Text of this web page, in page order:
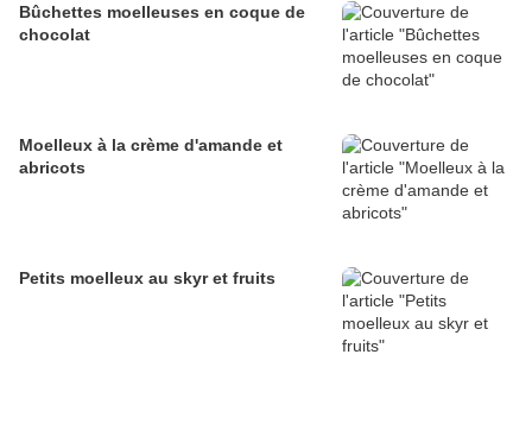
Bûchettes moelleuses en coque de
chocolat
Moelleux à la crème d'amande et
abricots
Petits moelleux au skyr et fruits